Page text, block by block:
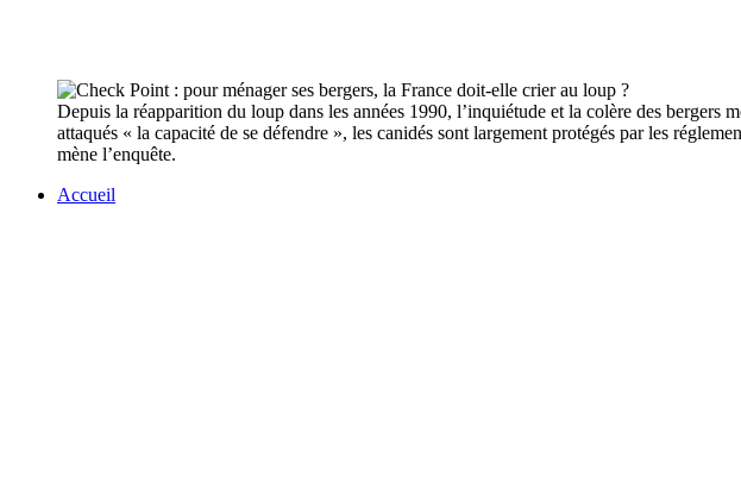
Depuis la réapparition du loup dans les années 1990, l’inquiétude et la colère des
attaqués « la capacité de se défendre », les canidés sont largement protégés par les
mène l’enquête.
Accueil